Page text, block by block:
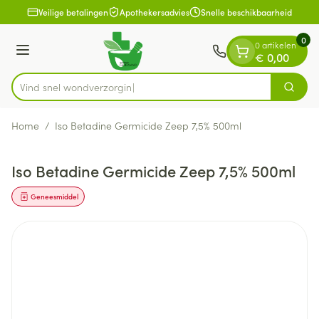
Ga naar de inhoud
1 van 1Veilige betalingen Apothekersadvies Snelle beschikbaarheid
Menu
Product, merk, categorie...
Vind snel wondve Zoek
0 artikelen
€ 0,00
0
Home / Iso Betadine Germicide Zeep 7,5% 500ml
Iso Betadine Germicide Zeep 7,5% 500ml
Geneesmiddel